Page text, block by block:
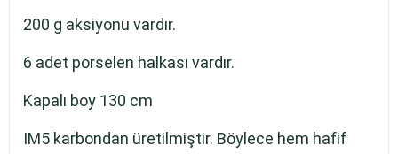
200 g aksiyonu vardır.
6 adet porselen halkası vardır.
Kapalı boy 130 cm
IM5 karbondan üretilmiştir. Böylece hem hafif